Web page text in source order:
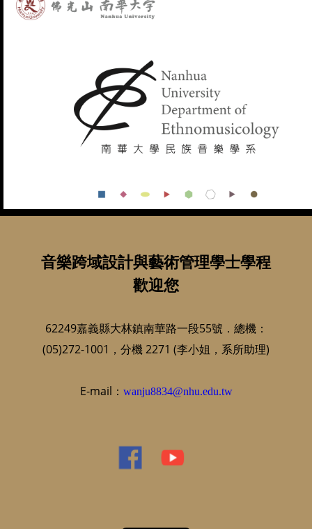
音樂跨域設計與藝術管理學士學程
歡迎您
62249嘉義縣大林鎮南華路一段55號．總機：
(05)272-1001，分機 2271 (李小姐，系所助理)
E-mail： wanju8834@nhu.edu.tw